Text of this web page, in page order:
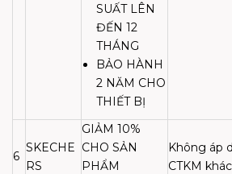
SUẤT LÊN
ĐẾN 12
THÁNG
BẢO HÀNH
2 NĂM CHO
THIẾT BỊ
6
SKECHE
RS
GIẢM 10%
CHO SẢN
PHẨM
Không áp
CTKM